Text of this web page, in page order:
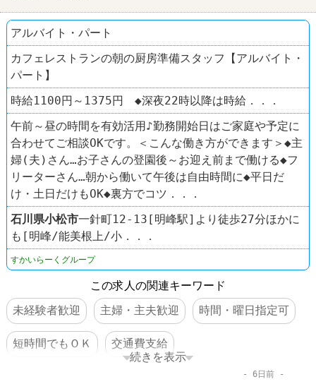
アルバイト・パート
カフェレストランの朝の厨房準備スタッフ【アルバイト・
パート】
時給1100円～1375円 ◆深夜22時以降は時給．．．
午前～昼の時間を有効活用♪勤務開始日はご家庭や予定に
合わせてご相談OKです。＜こんな働き方ができます＞◆主
婦(夫)さん…お子さんの登園後～お迎え前まで働ける◆フ
リーターさん…朝から働いて午後は自由時間に◆平日だ
け・土日だけもOK◆裏方でコツ．．．
石川県小松市一針町12-13[明峰駅]より徒歩27分ほかに
も[明峰/能美根上/小．．．
すかいらーくグループ
この求人の関連キーワード
未経験者歓迎
主婦・主夫歓迎 時間・曜日指定可
短時間でもＯＫ 交通費支給
ガスト
続きを表示
6日前